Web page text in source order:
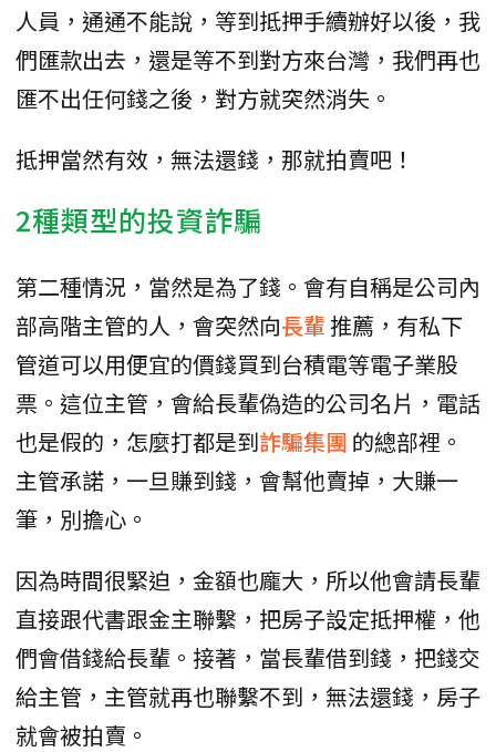
人員，通通不能說，等到抵押手續辦好以後，我
們匯款出去，還是等不到對方來台灣，我們再也
匯不出任何錢之後，對方就突然消失。
抵押當然有效，無法還錢，那就拍賣吧！
2種類型的投資詐騙
第二種情況，當然是為了錢。會有自稱是公司內
部高階主管的人，會突然向長輩推薦，有私下
管道可以用便宜的價錢買到台積電等電子業股
票。這位主管，會給長輩偽造的公司名片，電話
也是假的，怎麼打都是到詐騙集團 的總部裡。
主管承諾，一旦賺到錢，會幫他賣掉，大賺一
筆，別擔心。
因為時間很緊迫，金額也龐大，所以他會請長輩
直接跟代書跟金主聯繫，把房子設定抵押權，他
們會借錢給長輩。接著，當長輩借到錢，把錢交
給主管，主管就再也聯繫不到，無法還錢，房子
就會被拍賣。